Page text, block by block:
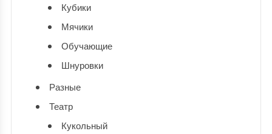
Кубики
Мячики
Обучающие
Шнуровки
Разные
Театр
Кукольный